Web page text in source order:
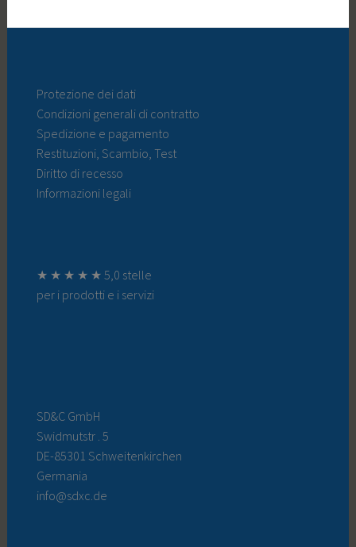
Protezione dei dati
Condizioni generali di contratto
Spedizione e pagamento
Restituzioni, Scambio, Test
Diritto di recesso
Informazioni legali
★ ★ ★ ★ ★ 5,0 stelle
per i prodotti e i servizi
SD&C GmbH
Swidmutstr . 5
DE-85301 Schweitenkirchen
Germania
info@sdxc.de